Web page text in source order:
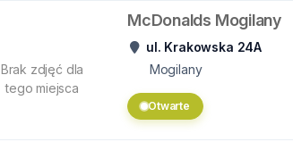
Brak zdjęć dla
tego miejsca
McDonalds Mogilany
ul. Krakowska 24A
Mogilany
Otwarte